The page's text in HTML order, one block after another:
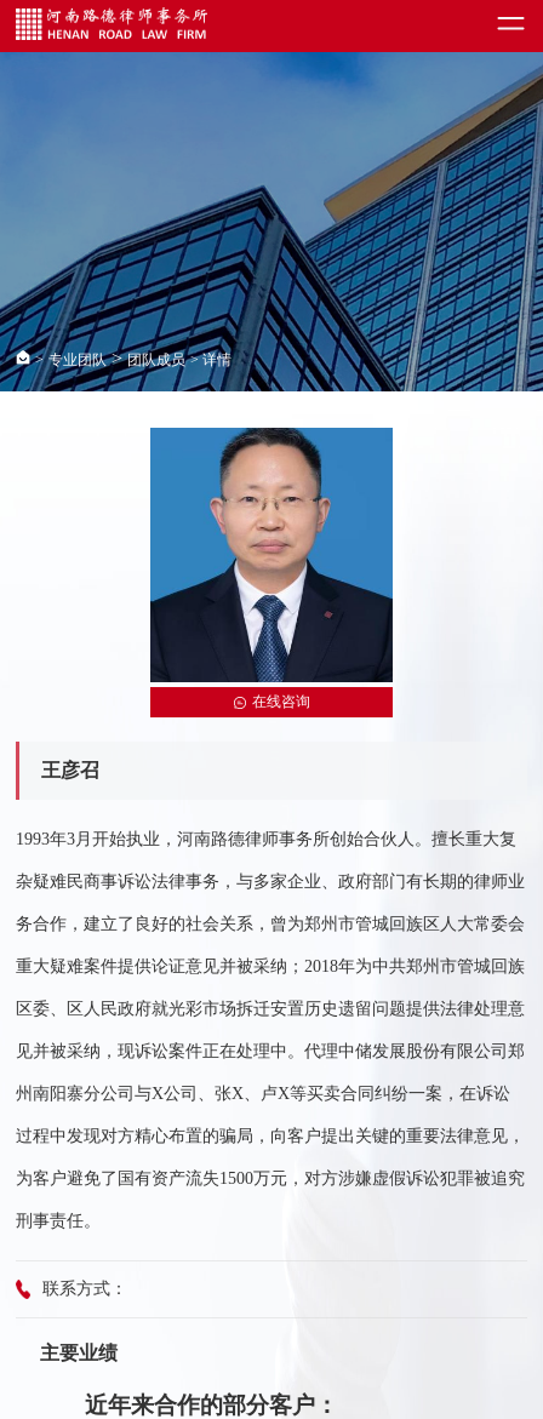
> 专业团队>团队成员 > 详情
王彦召
1993年3月开始执业，河南路德律师事务所创始合伙人。擅长重大复
杂疑难民商事诉讼法律事务，与多家企业、政府部门有长期的律师业
务合作，建立了良好的社会关系，曾为郑州市管城回族区人大常委会
重大疑难案件提供论证意见并被采纳；2018年为中共郑州市管城回族
区委、区人民政府就光彩市场拆迁安置历史遗留问题提供法律处理意
见并被采纳，现诉讼案件正在处理中。代理中储发展股份有限公司郑
州南阳寨分公司与X公司、张X、卢X等买卖合同纠纷一案，在诉讼
过程中发现对方精心布置的骗局，向客户提出关键的重要法律意见，
为客户避免了国有资产流失1500万元，对方涉嫌虚假诉讼犯罪被追究
刑事责任。
联系方式：
主要业绩
近年来合作的部分客户：
在线咨询